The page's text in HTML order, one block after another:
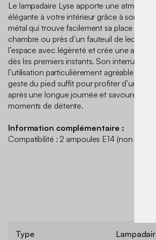
Le lampadaire Lyse apporte une
élégante à votre intérieur grâce à son
métal qui trouve facilement sa place dans
chambre ou près d’un fauteuil de lecture.
l’espace avec légèreté et crée une
dès les premiers instants. Son interrupteur
l’utilisation particulièrement agréable au
geste du pied suffit pour profiter d’une
après une longue journée et savourer
moments de détente.
Information complémentaire :
Compatibilité : 2 ampoules E14 (non fournie)
Type